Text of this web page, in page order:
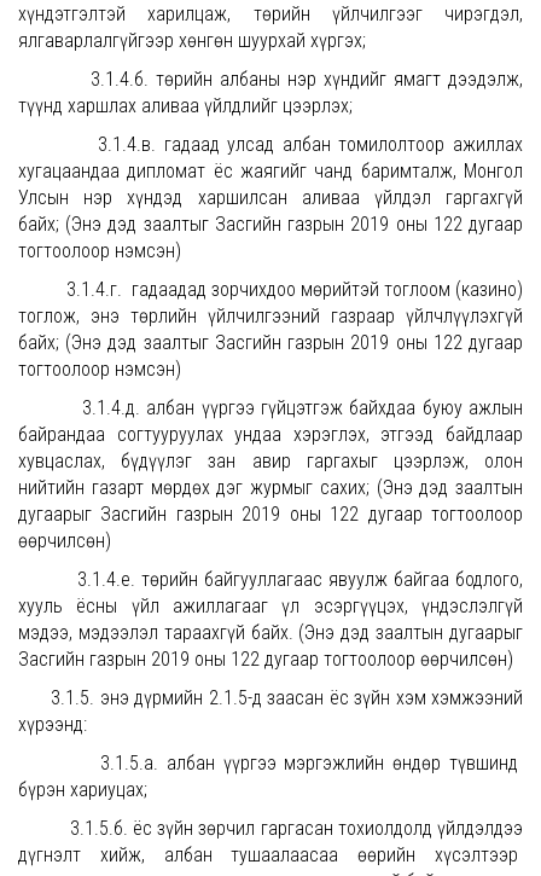
хүндэтгэлтэй харилцаж, төрийн үйлчилгээг чирэгдэл,
ялгаварлалгүйгээр хөнгөн шуурхай хүргэх;
3.1.4.б. төрийн албаны нэр хүндийг ямагт дээдэлж,
түүнд харшлах аливаа үйлдлийг цээрлэх;
3.1.4.в. гадаад улсад албан томилолтоор ажиллах
хугацаандаа дипломат ёс жаягийг чанд баримталж, Монгол
Улсын нэр хүндэд харшилсан аливаа үйлдэл гаргахгүй
байх; (Энэ дэд заалтыг Засгийн газрын 2019 оны 122 дугаар
тогтоолоор нэмсэн)
3.1.4.г. гадаадад зорчихдоо мөрийтэй тоглоом (казино)
тоглож, энэ төрлийн үйлчилгээний газраар үйлчлүүлэхгүй
байх; (Энэ дэд заалтыг Засгийн газрын 2019 оны 122 дугаар
тогтоолоор нэмсэн)
3.1.4.д. албан үүргээ гүйцэтгэж байхдаа буюу ажлын
байрандаа согтууруулах ундаа хэрэглэх, этгээд байдлаар
хувцаслах, бүдүүлэг зан авир гаргахыг цээрлэж, олон
нийтийн газарт мөрдөх дэг журмыг сахих; (Энэ дэд заалтын
дугаарыг Засгийн газрын 2019 оны 122 дугаар тогтоолоор
өөрчилсөн)
3.1.4.е. төрийн байгууллагаас явуулж байгаа бодлого,
хууль ёсны үйл ажиллагааг үл эсэргүүцэх, үндэслэлгүй
мэдээ, мэдээлэл тараахгүй байх. (Энэ дэд заалтын дугаарыг
Засгийн газрын 2019 оны 122 дугаар тогтоолоор өөрчилсөн)
3.1.5. энэ дүрмийн 2.1.5-д заасан ёс зүйн хэм хэмжээний
хүрээнд:
3.1.5.а. албан үүргээ мэргэжлийн өндөр түвшинд
бүрэн хариуцах;
3.1.5.б. ёс зүйн зөрчил гаргасан тохиолдолд үйлдэлдээ
дүгнэлт хийж, албан тушаалаасаа өөрийн хүсэлтээр